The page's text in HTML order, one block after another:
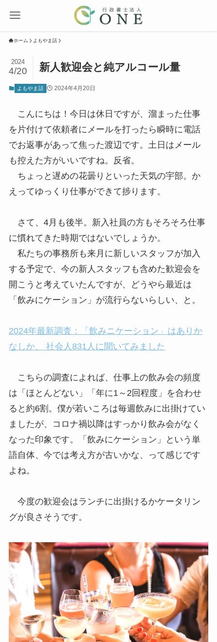
ホーム よもやま話
新人歓迎会と純アルコール量
2024
4/20
よもやま話 2024年4月20日
こんにちは！今日は休日ですが、溜まった仕事
を片付けて依頼者にメールを打ったら瞬時に電話
でお返事があって焦った渡辺です。土日はメール
も控えた方がいいですね。反省。
ちょっと遅めの花曇りといった天気の宇部。か
えってゆっくり仕事ができて捗ります。
さて、4月も後半。新入社員の方もそろそろ仕事
に慣れてきた時期ではないでしょうか。
私たちの事務所も来月に新しいスタッフが加入
する予定で、今の新人スタッフも含めた歓迎会を
開こうと考えていたんですが、どうやら最近は
「飲みにケーション」が流行らないらしい、と。
2024年最新調査：「飲みニケーション」はありか
なしか、 社会人831人に聞いてみました
こちらの調査によれば、仕事上の飲み会の頻度
は「ほとんどない」「年に1～2回程度」を合わせ
ると約6割。僕が若いころは毎週飲みに出掛けてい
ましたが、コロナ禍以降はすっかり飲み会がなく
なった印象です。「飲みにケーション」という単
語自体、今では考え方が古いかな、って感じです
よね。
今度の歓迎会はランチに出掛けるかケータリン
グが良さそうです。